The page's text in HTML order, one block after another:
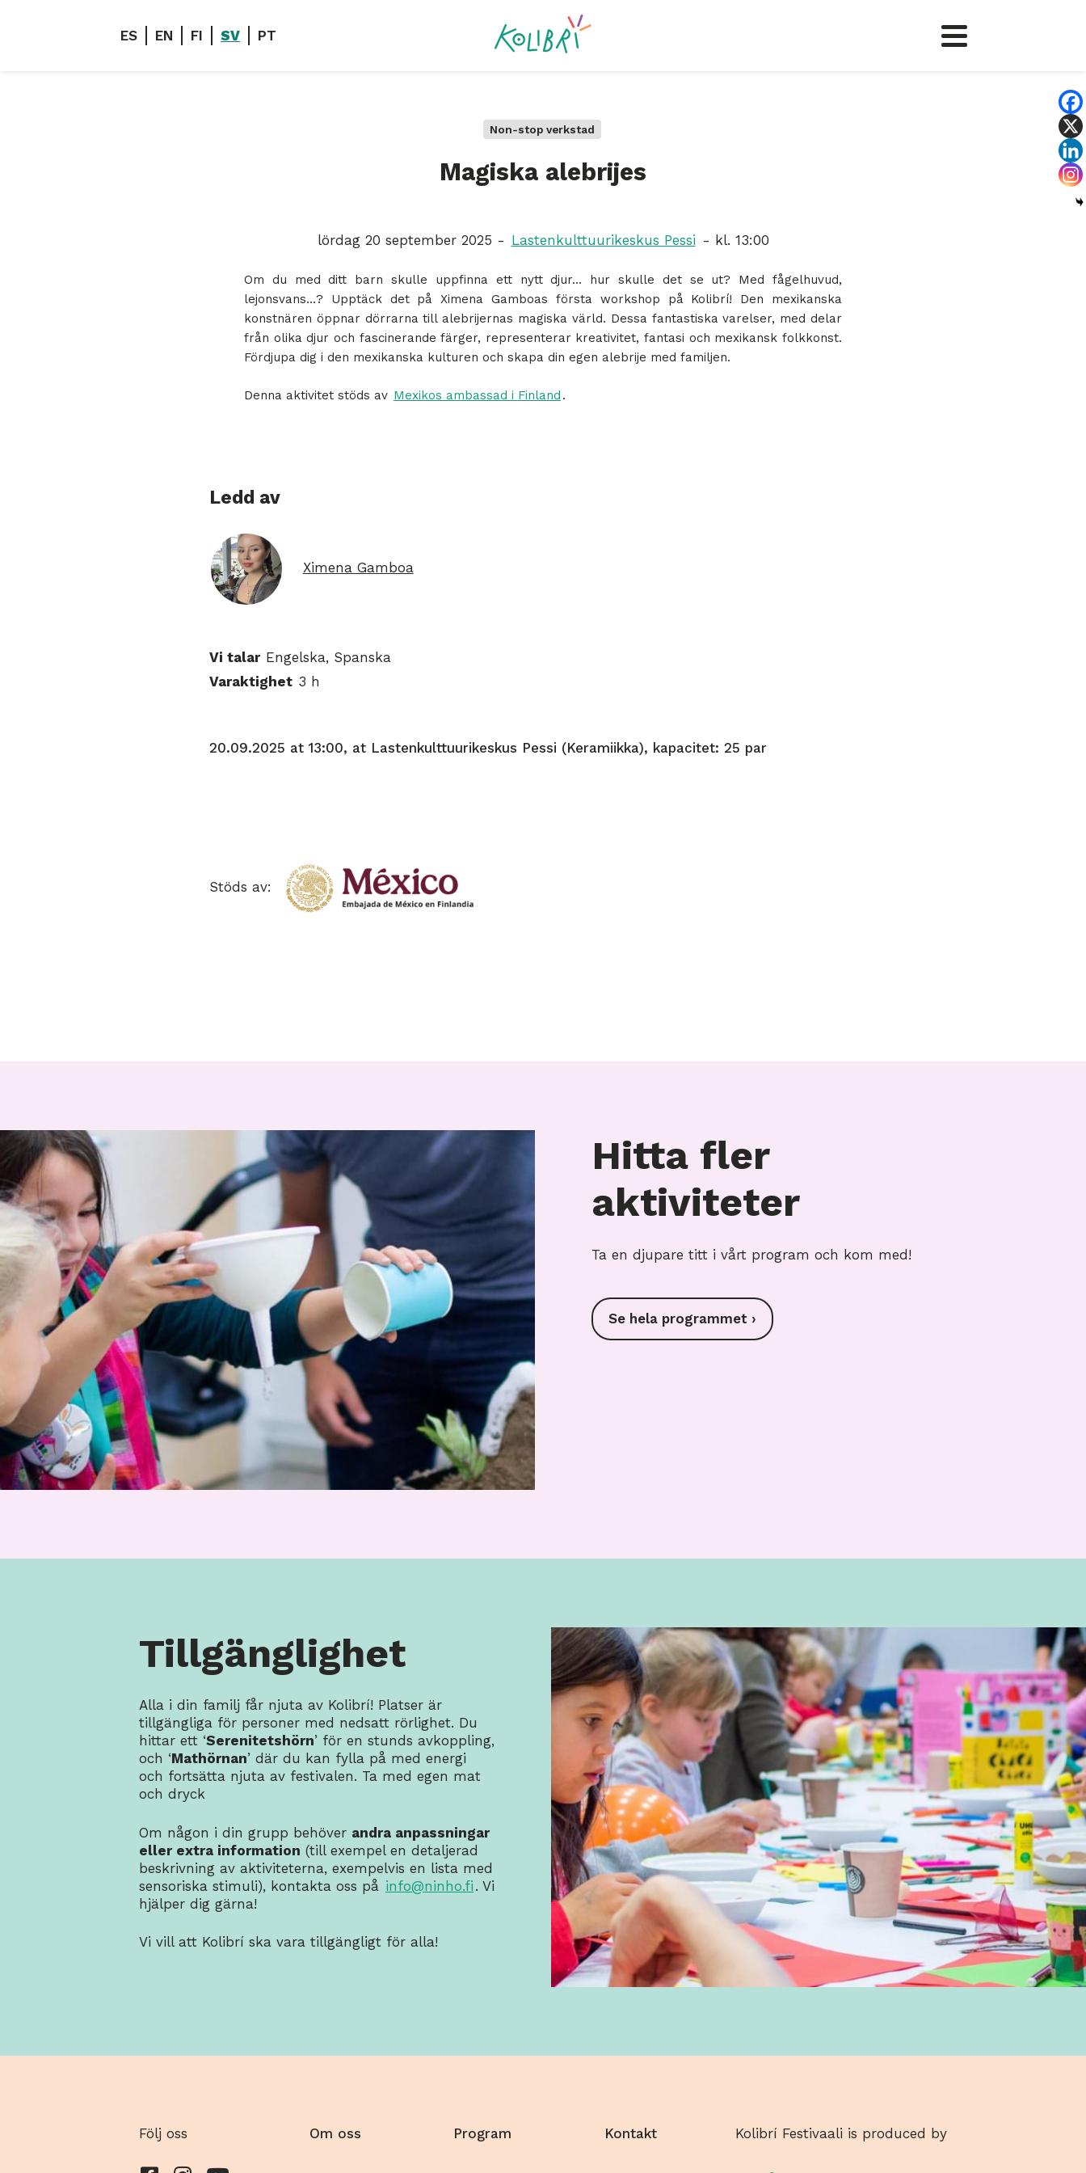
ES EN FI SV PT
Non-stop verkstad
Magiska alebrijes
lördag 20 september 2025 - Lastenkulttuurikeskus Pessi - kl. 13:00
Om du med ditt barn skulle uppfinna ett nytt djur… hur skulle det se ut? Med fågelhuvud,
lejonsvans…? Upptäck det på Ximena Gamboas första workshop på Kolibrí! Den mexikanska
konstnären öppnar dörrarna till alebrijernas magiska värld. Dessa fantastiska varelser, med delar
från olika djur och fascinerande färger, representerar kreativitet, fantasi och mexikansk folkkonst.
Fördjupa dig i den mexikanska kulturen och skapa din egen alebrije med familjen.
Denna aktivitet stöds av Mexikos ambassad i Finland .
Ledd av
Ximena Gamboa
Vi talar Engelska, Spanska
Varaktighet 3 h
20.09.2025 at 13:00, at Lastenkulttuurikeskus Pessi (Keramiikka), kapacitet: 25 par
Stöds av:
Hitta fler
aktiviteter
Ta en djupare titt i vårt program och kom med!
Se hela programmet ›
Tillgänglighet
Alla i din familj får njuta av Kolibrí! Platser är
tillgängliga för personer med nedsatt rörlighet. Du
hittar ett ‘Serenitetshörn’ för en stunds avkoppling,
och ‘Mathörnan’ där du kan fylla på med energi
och fortsätta njuta av festivalen. Ta med egen mat
och dryck
Om någon i din grupp behöver andra anpassningar
eller extra information (till exempel en detaljerad
beskrivning av aktiviteterna, exempelvis en lista med
sensoriska stimuli), kontakta oss på info@ninho.fi . Vi
hjälper dig gärna!
Vi vill att Kolibrí ska vara tillgängligt för alla!
Följ oss Om oss Program Kontakt Kolibrí Festivaali is produced by